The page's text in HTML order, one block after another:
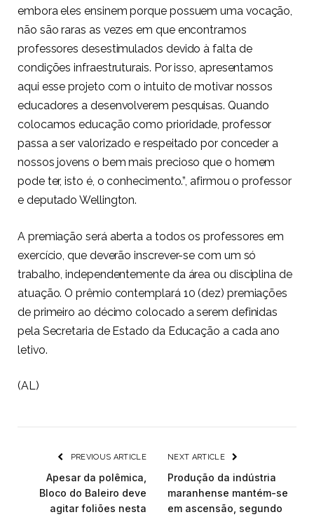
embora eles ensinem porque possuem uma vocação,
não são raras as vezes em que encontramos
professores desestimulados devido à falta de
condições infraestruturais. Por isso, apresentamos
aqui esse projeto com o intuito de motivar nossos
educadores a desenvolverem pesquisas. Quando
colocamos educação como prioridade, professor
passa a ser valorizado e respeitado por conceder a
nossos jovens o bem mais precioso que o homem
pode ter, isto é, o conhecimento.”, afirmou o professor
e deputado Wellington.
A premiação será aberta a todos os professores em
exercício, que deverão inscrever-se com um só
trabalho, independentemente da área ou disciplina de
atuação. O prêmio contemplará 10 (dez) premiações
de primeiro ao décimo colocado a serem definidas
pela Secretaria de Estado da Educação a cada ano
letivo.
(AL)
PREVIOUS ARTICLE
Apesar da polêmica,
Bloco do Baleiro deve
agitar foliões nesta
NEXT ARTICLE
Produção da indústria
maranhense mantém-se
em ascensão, segundo